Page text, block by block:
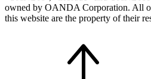
owned by OANDA Corporation. All
this website are the property of their